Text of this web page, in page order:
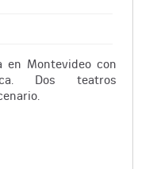
en Montevideo con
Dos teatros